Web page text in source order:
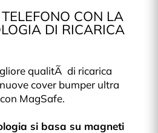
CON LA
DI RICARICA
qualitÃ di ricarica
cover bumper ultra
MagSafe.
si basa su magneti